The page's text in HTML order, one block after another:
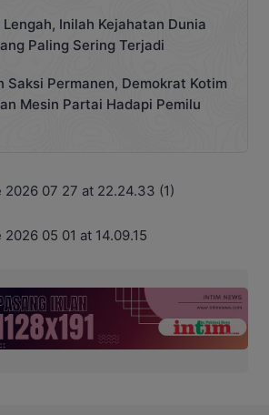
Inilah Kejahatan Dunia
Paling Sering Terjadi
Saksi Permanen, Demokrat Kotim
Mesin Partai Hadapi Pemilu